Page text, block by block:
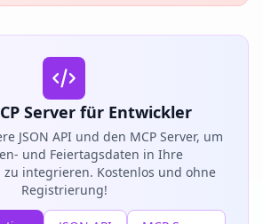
Server für Entwickler
JSON API und den MCP Server, um
und Feiertagsdaten in Ihre
integrieren. Kostenlos und ohne
Registrierung!